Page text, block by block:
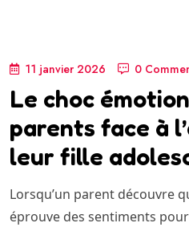
11 janvier 2026 0
Le choc
parents face à
leur fille
Lorsqu’un parent découvre
éprouve des sentiments